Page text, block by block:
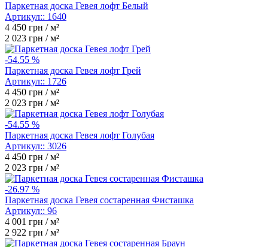
Паркетная доска Гевея лофт Белый
Артикул:: 1640
4 450 грн / м²
2 023 грн / м²
-54.55 %
Паркетная доска Гевея лофт Грей
Артикул:: 1726
4 450 грн / м²
2 023 грн / м²
-54.55 %
Паркетная доска Гевея лофт Голубая
Артикул:: 3026
4 450 грн / м²
2 023 грн / м²
-26.97 %
Паркетная доска Гевея состаренная Фисташка
Артикул:: 96
4 001 грн / м²
2 922 грн / м²